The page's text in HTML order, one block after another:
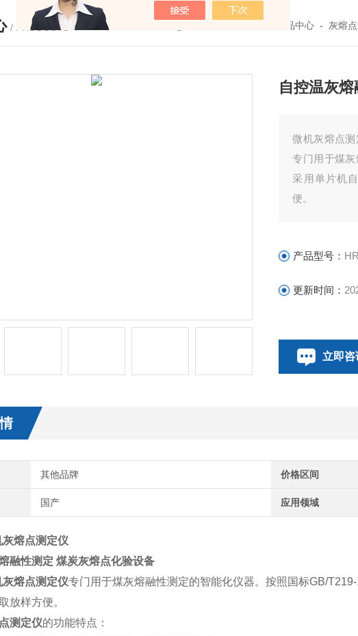
/ PRODUCTS 产品中心 - 灰熔
自控温灰
微机灰熔点测
专门用于煤
采用单片机
便。
产品型号：
更新时间：
立即咨
其他品牌 价格区间
国产 应用领域
灰熔点测定仪
融性测定 煤炭灰熔点化验设备
灰熔点测定仪专门用于煤灰熔融性测定的智能化仪器。按照国标GB/
放样方便。
测定仪的功能特点：